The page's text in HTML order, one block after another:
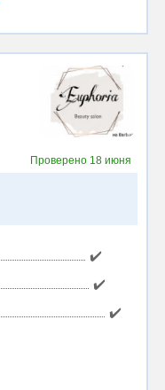
Проверено 18 июня
✔️
✔️
✔️